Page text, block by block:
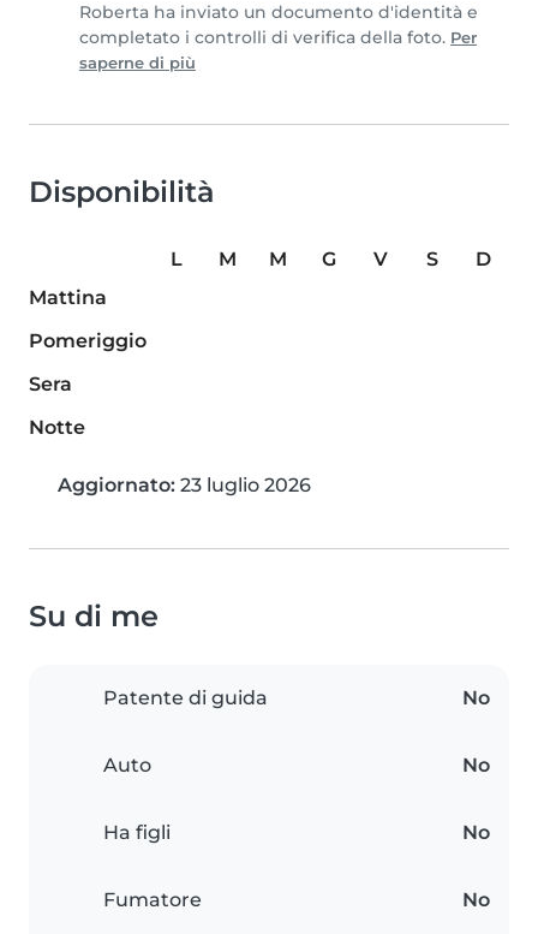
Roberta ha inviato un documento d'identità e
completato i controlli di verifica della foto. Per
saperne di più
Disponibilità
L M M G V S
D
Mattina
Pomeriggio
Sera
Notte
Aggiornato: 23 luglio 2026
Su di me
Patente di guida No
Auto No
Ha figli No
Fumatore No